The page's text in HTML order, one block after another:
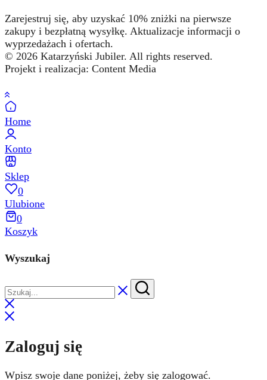
Zarejestruj się, aby uzyskać 10% zniżki na pierwsze
zakupy i bezpłatną wysyłkę. Aktualizacje informacji o
wyprzedażach i ofertach.
© 2026 Katarzyński Jubiler. All rights reserved.
Projekt i realizacja: Content Media
Home
Konto
Sklep
0
Ulubione
0
Koszyk
Wyszukaj
Zaloguj się
Wpisz swoje dane poniżej, żeby się zalogować.